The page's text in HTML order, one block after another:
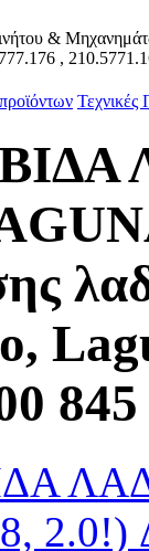
&
,
Τεχνικές
845